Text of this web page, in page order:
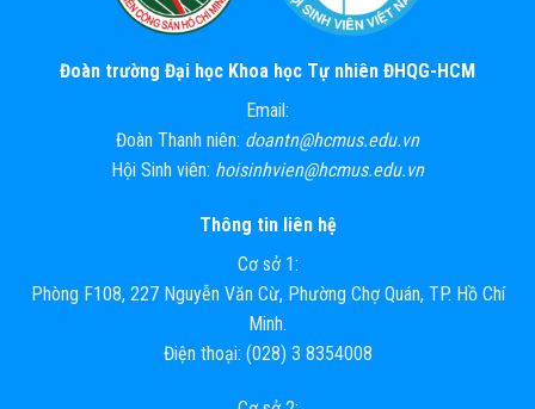
Đoàn trường Đại học Khoa học Tự nhiên ĐHQG-HCM
Email:
Đoàn Thanh niên: doantn@hcmus.edu.vn
Hội Sinh viên: hoisinhvien@hcmus.edu.vn
Thông tin liên hệ
Cơ sở 1:
Phòng F108, 227 Nguyễn Văn Cừ, Phường Chợ Quán, TP. Hồ Chí
Minh.
Điện thoại: (028) 3 8354008